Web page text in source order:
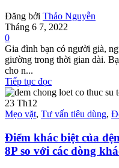
Đăng bởi Thảo Nguyễn
Tháng 6 7, 2022
0
Gia đình bạn có người già,
giường trong thời gian dài.
cho n...
Tiếp tục đọc
23 Th12
Mẹo vặt, Tư vấn tiêu dùng,
Điểm khác biệt của
8P so với các dòng